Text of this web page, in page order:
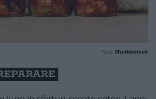
Foto: Shutterstock